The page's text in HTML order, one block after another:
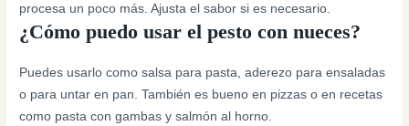
procesa un poco más. Ajusta el sabor si es necesario.
¿Cómo puedo usar el pesto con nueces?
Puedes usarlo como salsa para pasta, aderezo para ensaladas
o para untar en pan. También es bueno en pizzas o en recetas
como pasta con gambas y salmón al horno.